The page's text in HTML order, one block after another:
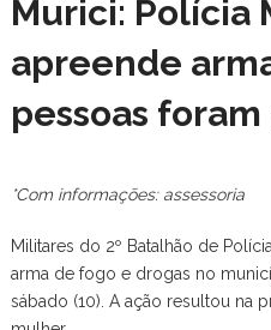
Murici: Polícia
apreende
pessoas foram
*Com informações: assessoria
Militares do 2º Batalhão de
arma de fogo e drogas no
sábado (10). A ação resultou na